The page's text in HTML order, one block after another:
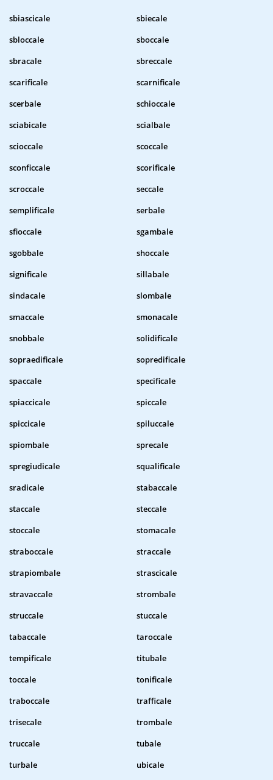
sbiascicale
sbiecale
sbloccale
sboccale
sbracale
sbreccale
scarificale
scarnificale
scerbale
schioccale
sciabicale
scialbale
scioccale
scoccale
sconficcale
scorificale
scroccale
seccale
semplificale
serbale
sfioccale
sgambale
sgobbale
shoccale
significale
sillabale
sindacale
slombale
smaccale
smonacale
snobbale
solidificale
sopraedificale
sopredificale
spaccale
specificale
spiaccicale
spiccale
spiccicale
spiluccale
spiombale
sprecale
spregiudicale
squalificale
sradicale
stabaccale
staccale
steccale
stoccale
stomacale
straboccale
straccale
strapiombale
strascicale
stravaccale
strombale
struccale
stuccale
tabaccale
taroccale
tempificale
titubale
toccale
tonificale
traboccale
trafficale
trisecale
trombale
truccale
tubale
turbale
ubicale